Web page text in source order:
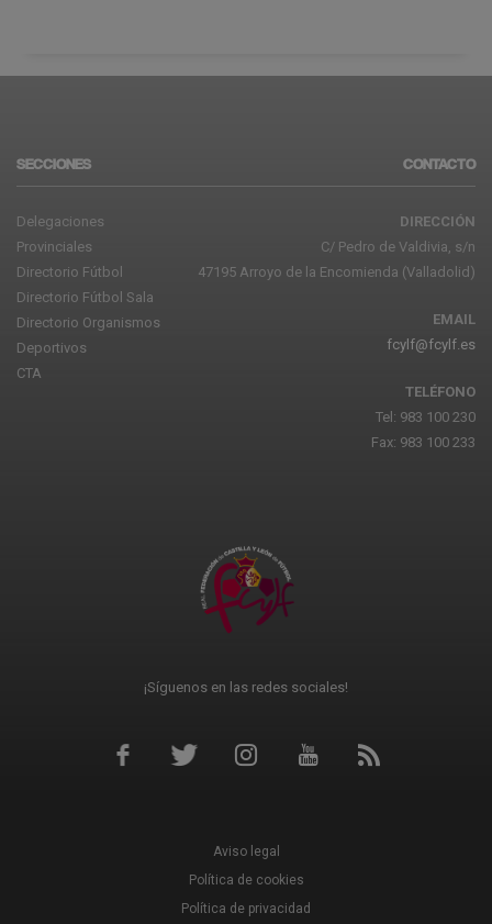
SECCIONES
Delegaciones
Provinciales
Directorio Fútbol
Directorio Fútbol Sala
Directorio Organismos
Deportivos
CTA
CONTACTO
DIRECCIÓN
C/ Pedro de Valdivia, s/n
47195 Arroyo de la Encomienda (Valladolid)
EMAIL
fcylf@fcylf.es
TELÉFONO
Tel: 983 100 230
Fax: 983 100 233
¡Síguenos en las redes sociales!
Aviso legal
Política de cookies
Política de privacidad